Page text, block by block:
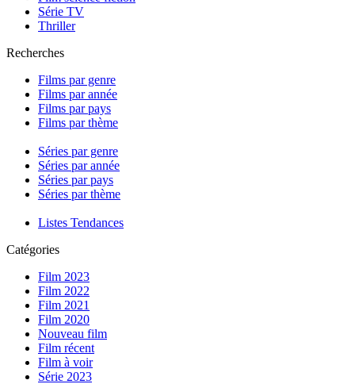
Série TV
Thriller
Recherches
Films par genre
Films par année
Films par pays
Films par thème
Séries par genre
Séries par année
Séries par pays
Séries par thème
Listes Tendances
Catégories
Film 2023
Film 2022
Film 2021
Film 2020
Nouveau film
Film récent
Film à voir
Série 2023